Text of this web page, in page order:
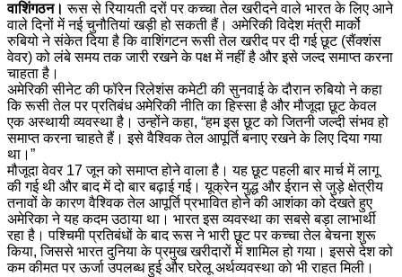
वाशिंगठन। रूस से रियायती दरों पर कच्चा तेल खरीदने वाले भारत के लिए आने
वाले दिनों में नई चुनौतियां खड़ी हो सकती हैं। अमेरिकी विदेश मंत्री मार्को
रुबियो ने संकेत दिया है कि वाशिंगटन रूसी तेल खरीद पर दी गई छूट (सैंक्शंस
वेवर) को लंबे समय तक जारी रखने के पक्ष में नहीं है और इसे जल्द समाप्त करना
चाहता है।
अमेरिकी सीनेट की फॉरेन रिलेशंस कमेटी की सुनवाई के दौरान रुबियो ने कहा
कि रूसी तेल पर प्रतिबंध अमेरिकी नीति का हिस्सा है और मौजूदा छूट केवल
एक अस्थायी व्यवस्था है। उन्होंने कहा, “हम इस छूट को जितनी जल्दी संभव हो
समाप्त करना चाहते हैं। इसे वैश्विक तेल आपूर्ति बनाए रखने के लिए दिया गया
था।”
मौजूदा वेवर 17 जून को समाप्त होने वाला है। यह छूट पहली बार मार्च में लागू
की गई थी और बाद में दो बार बढ़ाई गई। यूक्रेन युद्ध और ईरान से जुड़े क्षेत्रीय
तनावों के कारण वैश्विक तेल आपूर्ति प्रभावित होने की आशंका को देखते हुए
अमेरिका ने यह कदम उठाया था। भारत इस व्यवस्था का सबसे बड़ा लाभार्थी
रहा है। पश्चिमी प्रतिबंधों के बाद रूस ने भारी छूट पर कच्चा तेल बेचना शुरू
किया, जिससे भारत दुनिया के प्रमुख खरीदारों में शामिल हो गया। इससे देश को
कम कीमत पर ऊर्जा उपलब्ध हुई और घरेलू अर्थव्यवस्था को भी राहत मिली।